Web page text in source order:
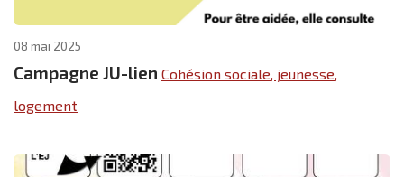
08 mai 2025
Campagne JU-lien Cohésion sociale, jeunesse,
logement